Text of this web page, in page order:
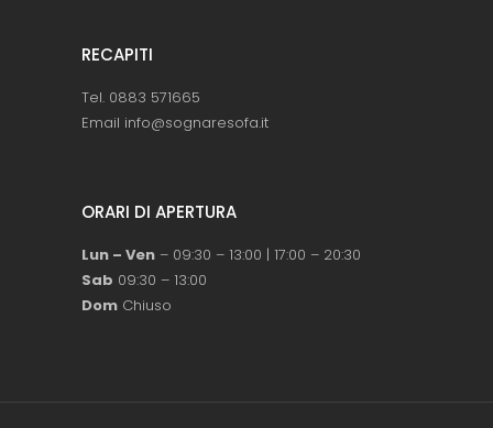
RECAPITI
Tel. 0883 571665
Email info@sognaresofa.it
ORARI DI APERTURA
Lun – Ven – 09:30 – 13:00 | 17:00 – 20:30
Sab 09:30 – 13:00
Dom Chiuso